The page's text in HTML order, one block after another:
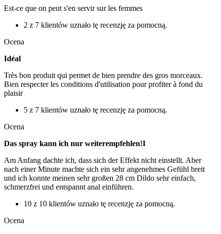
Est-ce que on peut s'en servir sur les femmes
2 z 7 klientów uznało tę recenzję za pomocną.
Ocena
Idéal
Très bon produit qui permet de bien prendre des gros morceaux.
Bien respecter les conditions d'utilisation pour profiter à fond du
plaisir
5 z 7 klientów uznało tę recenzję za pomocną.
Ocena
Das spray kann ich nur weiterempfehlen!I
Am Anfang dachte ich, dass sich der Effekt nicht einstellt. Aber
nach einer Minute machte sich ein sehr angenehmes Gefühl breit
und ich konnte meinen sehr großen 28 cm Dildo sehr einfach,
schmerzfrei und entspannt anal einführen.
10 z 10 klientów uznało tę recenzję za pomocną.
Ocena